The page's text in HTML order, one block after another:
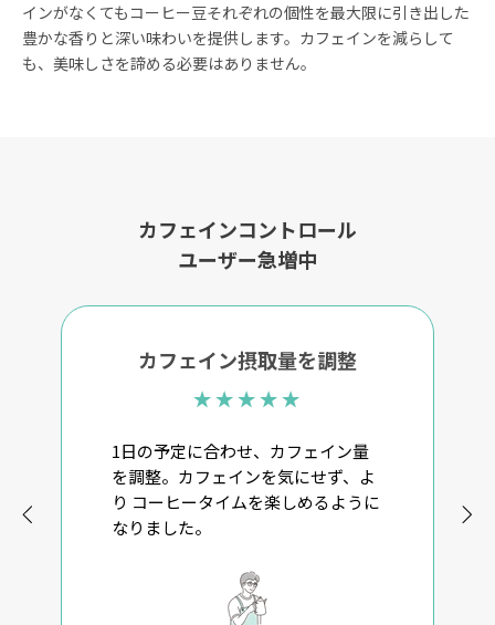
インがなくてもコーヒー豆それぞれの個性を最大限に引き出した
豊かな香りと深い味わいを提供します。カフェインを減らして
も、美味しさを諦める必要はありません。
カフェインコントロール
ユーザー急増中
カフェイン摂取量を調整
1日の予定に合わせ、カフェイン量
を調整。カフェインを気にせず、よ
り コーヒータイムを楽しめるように
なりました。